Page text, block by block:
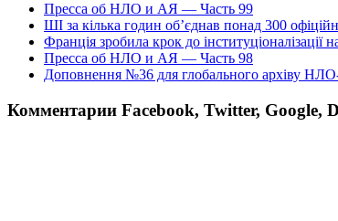
Пресса об НЛО и АЯ — Часть 99
ШІ за кілька годин об’єднав понад 300
Франція зробила крок до
Пресса об НЛО и АЯ — Часть 98
Доповнення №36 для глобального архіву
Комментарии Facebook, Twitter, Google,